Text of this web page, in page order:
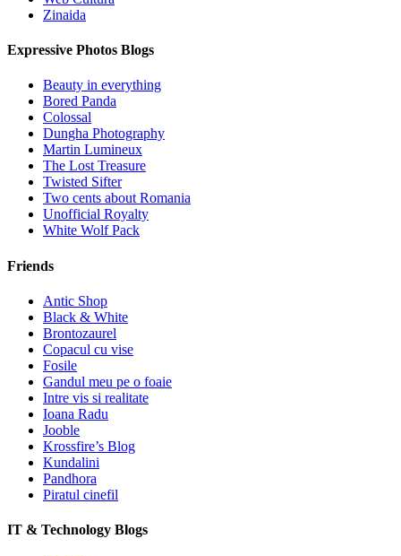
Zinaida
Expressive Photos Blogs
Beauty in everything
Bored Panda
Colossal
Dungha Photography
Martin Lumineux
The Lost Treasure
Twisted Sifter
Two cents about Romania
Unofficial Royalty
White Wolf Pack
Friends
Antic Shop
Black & White
Brontozaurel
Copacul cu vise
Fosile
Gandul meu pe o foaie
Intre vis si realitate
Ioana Radu
Jooble
Krossfire’s Blog
Kundalini
Pandhora
Piratul cinefil
IT & Technology Blogs